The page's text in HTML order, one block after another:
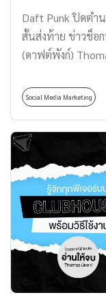
เกงยีนส์ตัวเก่า สร้
ชีวาอีกครั้ง โดยส
Daft Punk ปิดตำ
สั้นส่งท้าย ข่าวช็อ
(ดาฟต์พังก์)
dance ประกาศยุบ
เกือบ 3 ทศวรรษที่
ออกมาจนสามารถ
“ตำนาน” วันนี้เร
เดินทางของ Daft
ส่งท้ายกันครับ ไท
Punk ประกอบด้ว
แบงกาลเตอร์) แล
มานูเอล เดอ โฮเม
Social Media Marketing